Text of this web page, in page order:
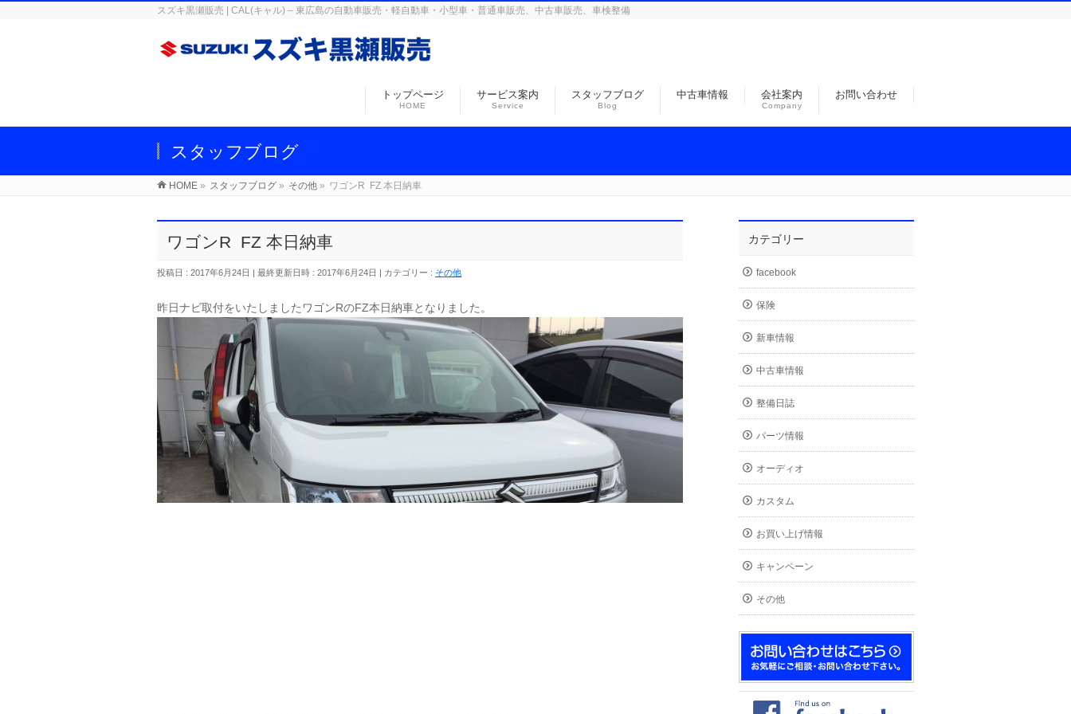
スズキ黒瀬販売 | CAL(キャル) – 東広島の自動車販売・軽自動車・小型車・普通車販売、中古車販売、車検整備
トップページ
HOME
サービス案内
Service
スタッフブログ
Blog
中古車情報 会社案内
Company
お問い合わせ
スタッフブログ
HOME » スタッフブログ » その他 » ワゴンR FZ 本日納車
ワゴンR FZ 本日納車
投稿日 : 2017年6月24日 最終更新日時 : 2017年6月24日 カテゴリー : その他
昨日ナビ取付をいたしましたワゴンRのFZ本日納車となりました。
カテゴリー
facebook
保険
新車情報
中古車情報
整備日誌
パーツ情報
オーディオ
カスタム
お買い上げ情報
キャンペーン
その他